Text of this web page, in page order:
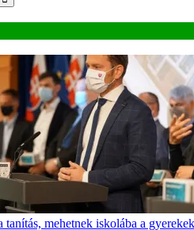
mehetnek iskolába a gyerekek